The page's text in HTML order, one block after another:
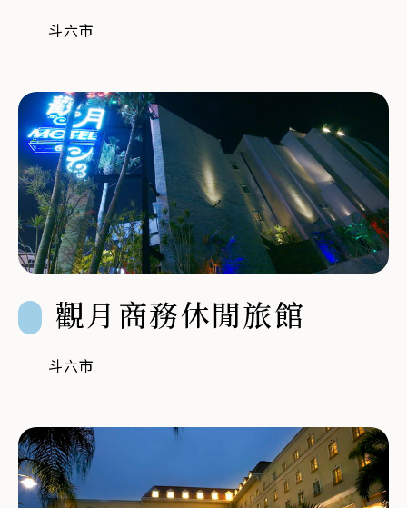
斗六市
觀月商務休閒旅館
斗六市